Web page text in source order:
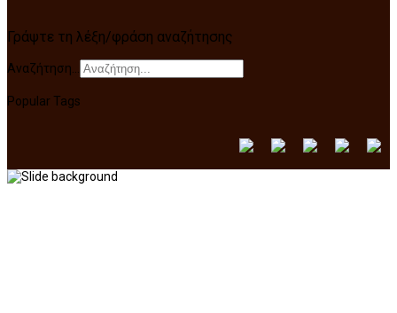
Γράψτε τη λέξη/φράση αναζήτησης
Αναζήτηση...
Popular Tags